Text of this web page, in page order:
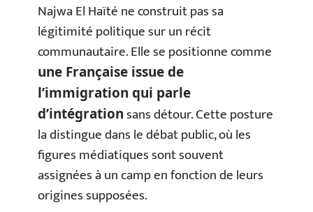
Najwa El Haïté ne construit pas sa
légitimité politique sur un récit
communautaire. Elle se positionne comme
une Française issue de
l’immigration qui parle
d’intégrationsans détour. Cette posture
la distingue dans le débat public, où les
figures médiatiques sont souvent
assignées à un camp en fonction de leurs
origines supposées.